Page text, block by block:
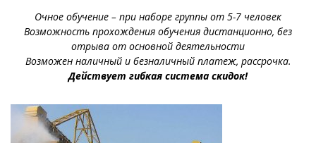
Очное обучение – при наборе группы от 5-7 человек
Возможность прохождения обучения дистанционно, без
отрыва от основной деятельности
Возможен наличный и безналичный платеж, рассрочка.
Действует гибкая система скидок!